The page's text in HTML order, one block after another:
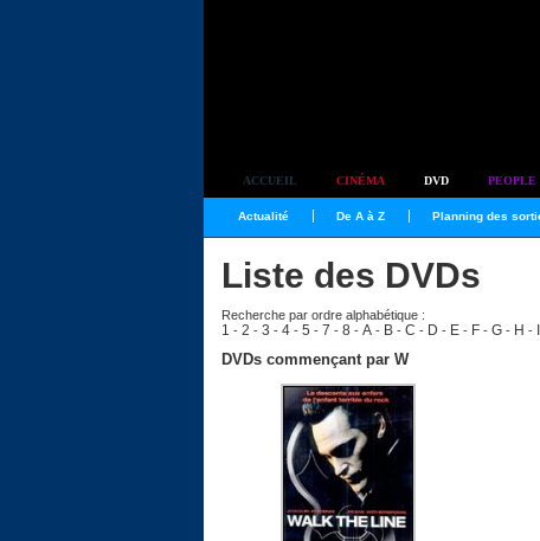
ACCUEIL CINÉMA DVD PEOPLE
Actualité De A à Z Planning des
Liste des DVDs
Recherche par ordre alphabétique :
1 - 2 - 3 - 4 - 5 - 7 - 8 - A - B - C - D - E - F - G - H -
DVDs commençant par W